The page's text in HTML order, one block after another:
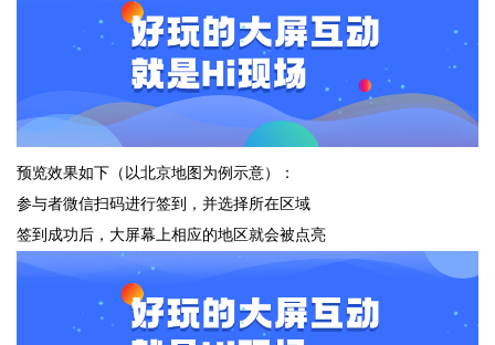
预览效果如下（以北京地图为例示意）：
参与者微信扫码进行签到，并选择所在区域
签到成功后，大屏幕上相应的地区就会被点亮